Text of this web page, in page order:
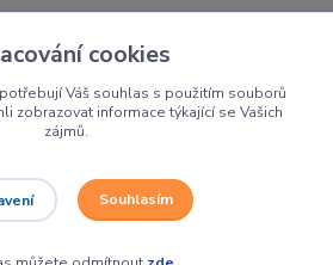
čtyřkolek a skútrů na Severní Moravě to je
cookies
Váš souhlas s použitím souborů
zobrazovat informace týkající se Vašich
zájmů.
Souhlasím